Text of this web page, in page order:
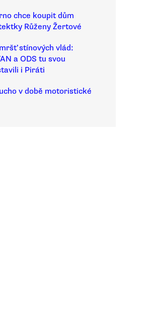
chce koupit dům
Růženy Žertové
stínových vlád:
a ODS tu svou
i Piráti
v době motoristické